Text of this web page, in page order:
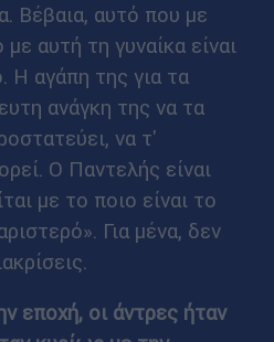
Βέβαια, αυτό που με
αυτή τη γυναίκα είναι
Η αγάπη της για τα
ανάγκη της να τα
να τ'
Ο Παντελής είναι
με το ποιο είναι το
Για μένα, δεν
εποχή, οι άντρες ήταν